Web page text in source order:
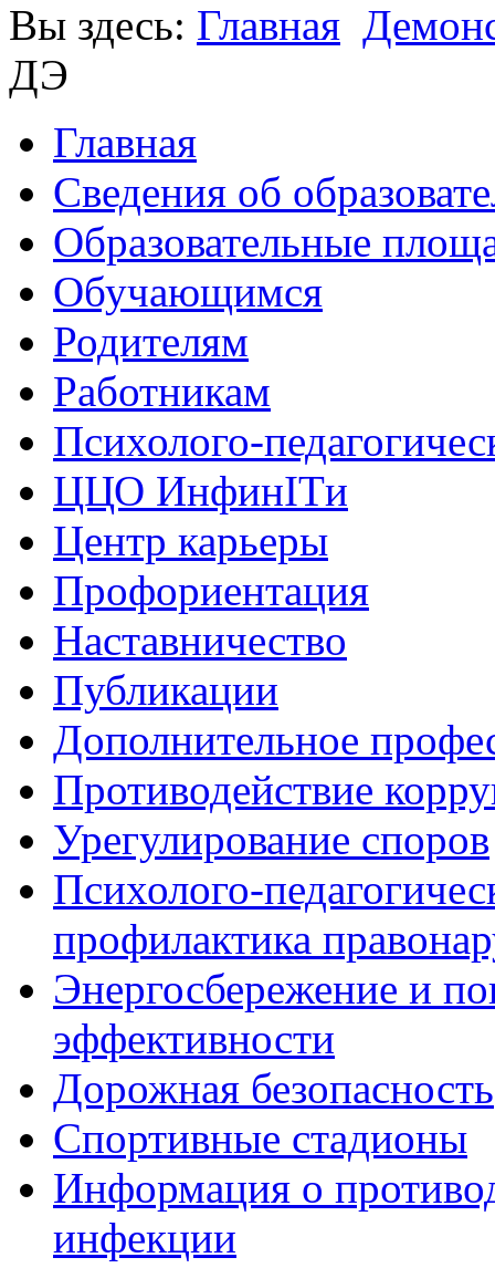
Вы здесь: Главная
ДЭ
Главная
Сведения об
Образовательные
Обучающимся
Родителям
Работникам
Психолого-
ЦЦО ИнфинITи
Центр карьеры
Профориентация
Наставничество
Публикации
Дополнительное
Противодействие
Урегулирование споров
Психолого-
профилактика
Энергосбережение и
эффективности
Дорожная безопасность
Спортивные стадионы
Информация о
инфекции